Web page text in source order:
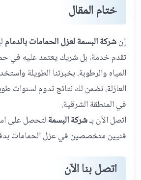
ختام المقال
إنشركة البسمة لعزل الحمامات بالدمام
تقدم خدمة، بل شريك يعتمد عليه في
المياه والرطوبة. بخبرتنا الطويلة
العازلة، نضمن لك نتائج تدوم لسنوات
في المنطقة الشرقية.
اتصل الآن بـشركة البسمة لتحصل على
فنيين متخصصين في عزل الحمامات
اتصل بنا الآن